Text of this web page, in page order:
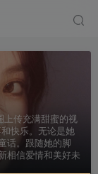
上传充满甜蜜的视
快乐。无论是她
话。跟随她的脚
相信爱情和美好未